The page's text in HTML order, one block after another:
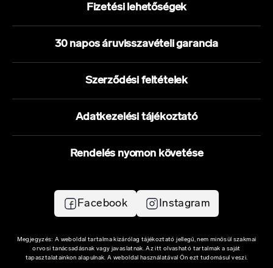
Fizetési lehetőségek
30 napos áruvisszavételi garancia
Szerződési feltételek
Adatkezelési tájékoztató
Rendelés nyomon követése
Facebook Instagram
Megjegyzés: A weboldal tartalma kizárólag tájékoztató jellegű, nem minősül szakmai
orvosi tanácsadásnak vagy javaslatnak. Az itt olvasható tartalmak a saját
tapasztalatainkon alapulnak. A weboldal használatával Ön ezt tudomásul veszi.